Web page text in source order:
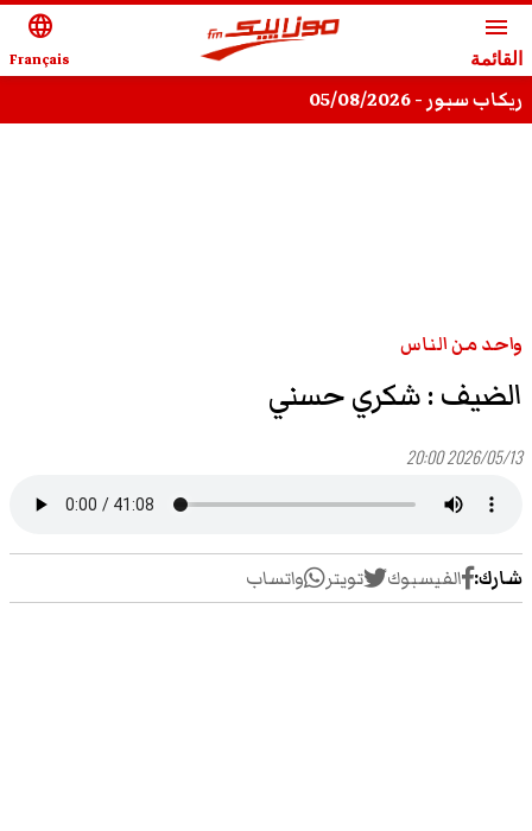
menu
القائمة
language
Français
ريكاب سبور - 05/08/2026
واحد من الناس
الضيف : شكري حسني
2026/05/13 20:00
شارك: الفيسبوك تويتر واتساب